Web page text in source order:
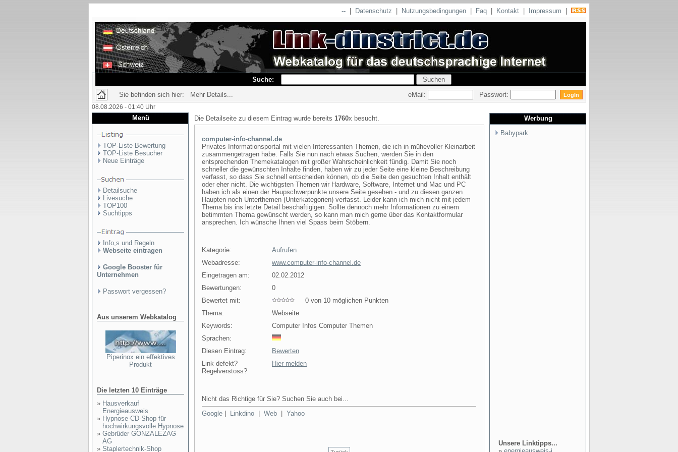
-- Datenschutz Nutzungsbedingungen Faq Kontakt Impressum
Suche:
Sie befinden sich hier: Mehr Details...
eMail: Passwort:
08.08.2026 - 01:40 Uhr
Menü
TOP-Liste Bewertung
TOP-Liste Besucher
Neue Einträge
Detailsuche
Livesuche
TOP100
Suchtipps
Info,s und Regeln
Webseite eintragen
Google Booster für
Unternehmen
Passwort vergessen?
Aus unserem Webkatalog
Piperinox ein effektives
Produkt
Die letzten 10 Einträge
» Hausverkauf
Energieausweis
» Hypnose-CD-Shop für
hochwirkungsvolle Hypnose
» Gebrüder GONZALEZAG
AG
» Staplertechnik-Shop
Die Detailseite zu diesem Eintrag wurde bereits 1760x besucht.
computer-info-channel.de
Privates Informationsportal mit vielen Interessanten Themen, die ich in mühevoller Kleinarbeit
zusammengetragen habe. Falls Sie nun nach etwas Suchen, werden Sie in den
entsprechenden Themekatalogen mit großer Wahrscheinlichkeit fündig. Damit Sie noch
schneller die gewünschten Inhalte finden, haben wir zu jeder Seite eine kleine Beschreibung
verfasst, so dass Sie schnell entscheiden können, ob die Seite den gesuchten Inhalt enthält
oder eher nicht. Die wichtigsten Themen wir Hardware, Software, Internet und Mac und PC
haben ich als einen der Haupschwerpunkte unsere Seite gesehen - und zu diesen ganzen
Haupten noch Unterthemen (Unterkategorien) verfasst. Leider kann ich mich nicht mit jedem
Thema bis ins letzte Detail beschäftigigen. Sollte dennoch mehr Informationen zu einem
betimmten Thema gewünscht werden, so kann man mich gerne über das Kontaktformular
ansprechen. Ich wünsche Ihnen viel Spass beim Stöbern.
Kategorie:
Aufrufen
Webadresse:
www.computer-info-channel.de
Eingetragen am:
02.02.2012
Bewertungen:
0
Bewertet mit:
0 von 10 möglichen Punkten
Thema:
Webseite
Keywords:
Computer Infos Computer Themen
Sprachen:
Diesen Eintrag:
Bewerten
Link defekt?
Regelverstoss?
Hier melden
Nicht das Richtige für Sie? Suchen Sie auch bei...
Google
Linkdino Web Yahoo
Werbung
Babypark
Unsere Linktipps...